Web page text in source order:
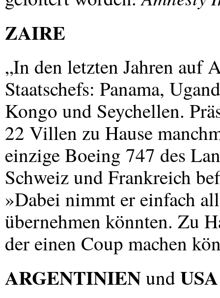
ZAIRE
„In den letzten Jahren auf
Staatschefs: Panama,
Kongo und Seychellen.
22 Villen zu Hause
einzige Boeing 747 des
Schweiz und Frankreich
»Dabei nimmt er einfach
übernehmen könnten. Zu
der einen Coup machen
ARGENTINIENundUSA